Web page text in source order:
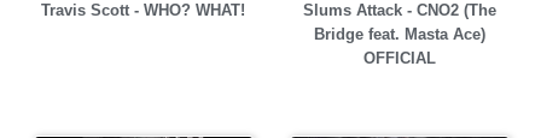
Travis Scott - WHO? WHAT!
Slums Attack - CNO2 (The
Bridge feat. Masta Ace)
OFFICIAL